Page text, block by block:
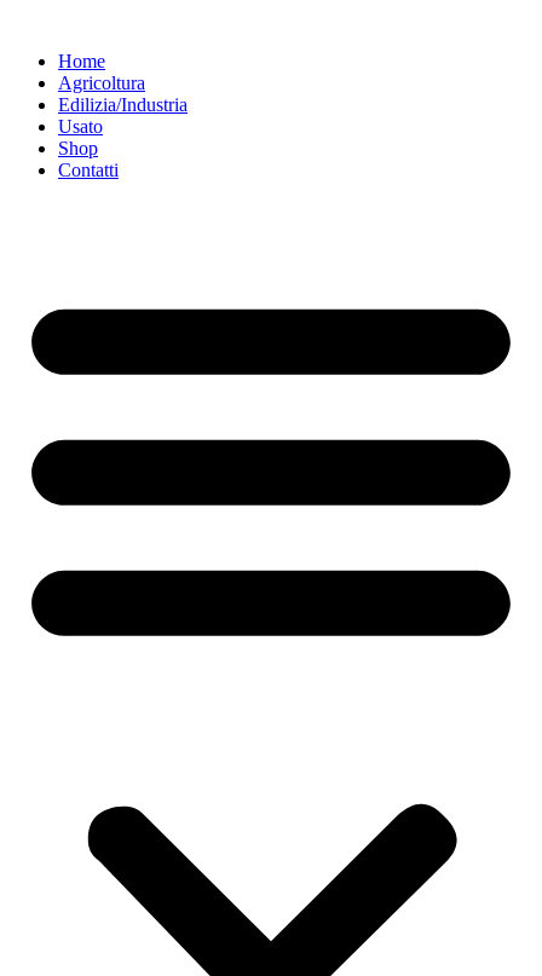
contenutoHome
Agricoltura
Edilizia/Industria
Usato
Shop
Contatti